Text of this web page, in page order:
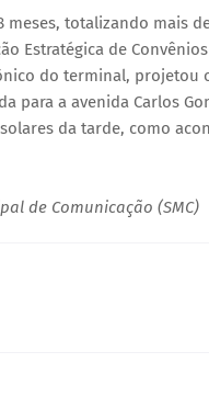
meses, totalizando mais
Estratégica de
do terminal, projetou
para a avenida Carlos
da tarde, como
de Comunicação (SMC)